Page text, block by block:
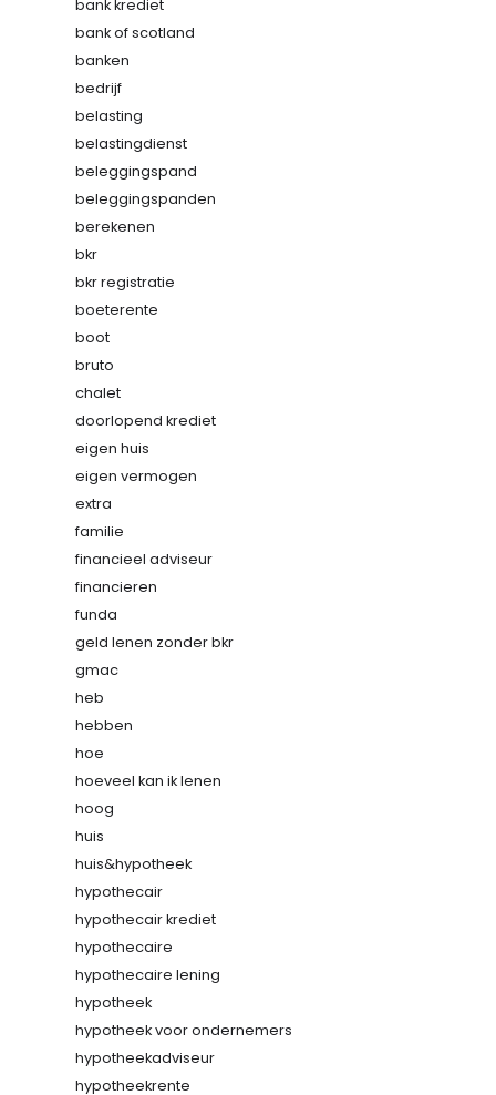
bank krediet
bank of scotland
banken
bedrijf
belasting
belastingdienst
beleggingspand
beleggingspanden
berekenen
bkr
bkr registratie
boeterente
boot
bruto
chalet
doorlopend krediet
eigen huis
eigen vermogen
extra
familie
financieel adviseur
financieren
funda
geld lenen zonder bkr
gmac
heb
hebben
hoe
hoeveel kan ik lenen
hoog
huis
huis&hypotheek
hypothecair
hypothecair krediet
hypothecaire
hypothecaire lening
hypotheek
hypotheek voor ondernemers
hypotheekadviseur
hypotheekrente